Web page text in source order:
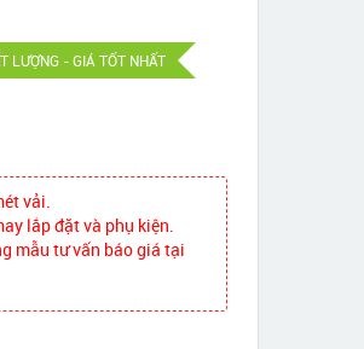
LƯỢNG - GIÁ TỐT NHẤT
vải.
lắp đặt và phụ kiện.
mẫu tư vấn báo giá tại